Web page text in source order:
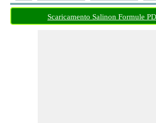
Scaricamento Salinon Formule